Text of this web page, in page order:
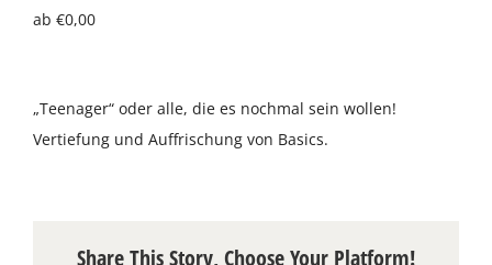
Terminkalender
Öffnungszeiten
ab €0,00
„Teenager“ oder alle, die es nochmal sein wollen!
Vertiefung und Auffrischung von Basics.
Share This Story, Choose Your Platform!